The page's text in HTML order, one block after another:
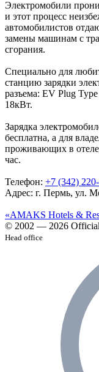
Электромобили
и этот процесс
автомобилистов
замены машинам с
сгорания.
Специально для
станцию зарядки
разъема: EV Plug
18кВт.
Зарядка
бесплатна, а для
проживающих в
час.
Телефон: +7 (342)
Адрес: г. Пермь, ул.
«AMAKS Hotels &
© 2002 — 2026
Head office